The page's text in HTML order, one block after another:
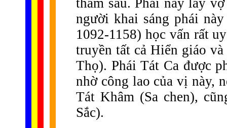
thâm sâu. Phái này lấy
người khai sáng phái
1092-1158) học vấn rất
truyền tất cả Hiển giáo
Thọ). Phái Tát Ca được
nhờ công lao của vị này,
Tát Khâm (Sa chen),
Sắc).